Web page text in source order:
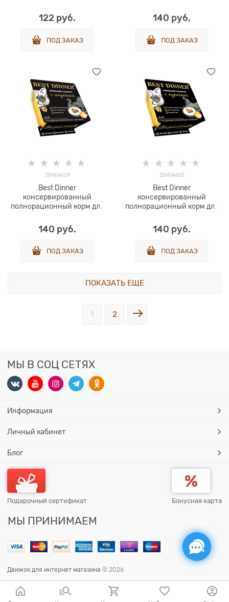
122 руб.
ПОД ЗАКАЗ
стерилизованных кошек.
Паштет с говядиной 100 г.
140 руб.
ПОД ЗАКАЗ
ZB404629
Best Dinner
консервированный
полнорационный корм для
стерилизованных кошек.
Паштет с индейкой 100 г
140 руб.
ПОД ЗАКАЗ
ZB404605
Best Dinner
консервированный
полнорационный корм для
стерилизованных кошек.
Паштет с курицей 100 г.
140 руб.
ПОД ЗАКАЗ
ПОКАЗАТЬ ЕЩЕ
1 2
МЫ В СОЦ СЕТЯХ
Информация
Личный кабинет
Блог
Подарочный сертификат Бонусная карта
МЫ ПРИНИМАЕМ
Движок для интернет магазина © 2026